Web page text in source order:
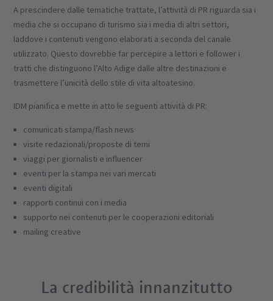
A prescindere dalle tematiche trattate, l’attività di PR riguarda sia i
media che si occupano di turismo sia i media di altri settori,
laddove i contenuti vengono elaborati a seconda del canale
utilizzato. Questo dovrebbe far percepire a lettori e follower i
tratti che distinguono l’Alto Adige dalle altre destinazioni e
trasmettere l’unicità dello stile di vita altoatesino.
IDM pianifica e mette in atto le seguenti attività di PR:
comunicati stampa/flash news
visite redazionali/proposte di temi
viaggi per giornalisti e influencer
eventi per la stampa nei vari mercati
eventi digitali
rapporti continui con i media
supporto nei contenuti per le cooperazioni editoriali
mailing creative
La credibilità innanzitutto